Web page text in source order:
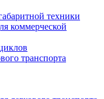
техники
коммерческой
транспорта